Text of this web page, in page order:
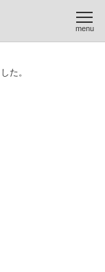
た。